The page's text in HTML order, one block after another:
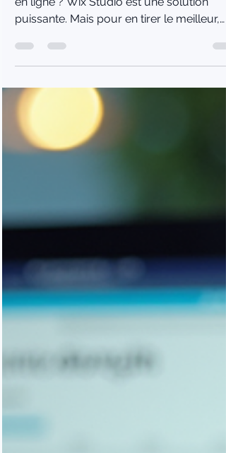
Vous cherchez à booster votre présence
en ligne ? Wix Studio est une solution
puissante. Mais pour en tirer le meilleur,
faites appel à un expert. En France, les
rapidement. Je vous explique pourquoi
choisir un expert Wix Studio en France est
la clé de votre succès digital. Les
avantages des services Wix Studio